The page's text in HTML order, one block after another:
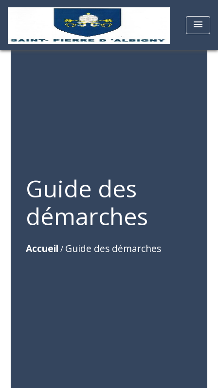
menu
Guide des
démarches
Accueil / Guide des démarches